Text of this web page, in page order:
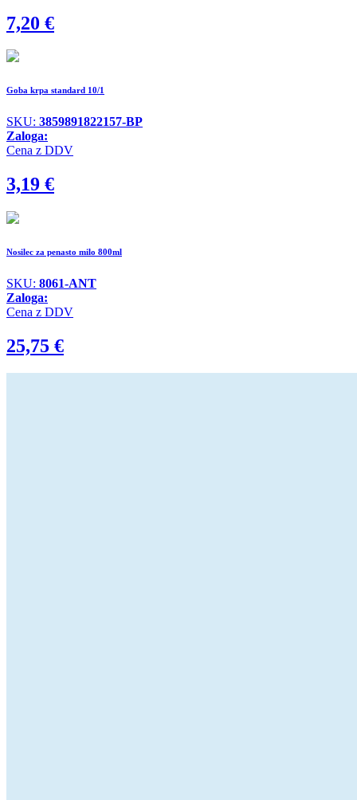
7,20 €
Goba krpa standard 10/1
SKU: 3859891822157-BP
Zaloga:
Cena z DDV
3,19 €
Nosilec za penasto milo 800ml
SKU: 8061-ANT
Zaloga:
Cena z DDV
25,75 €